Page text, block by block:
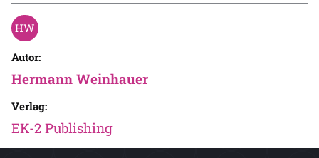
Autor:
Hermann Weinhauer
Verlag:
EK-2 Publishing